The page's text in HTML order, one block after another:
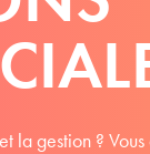
la gestion ?